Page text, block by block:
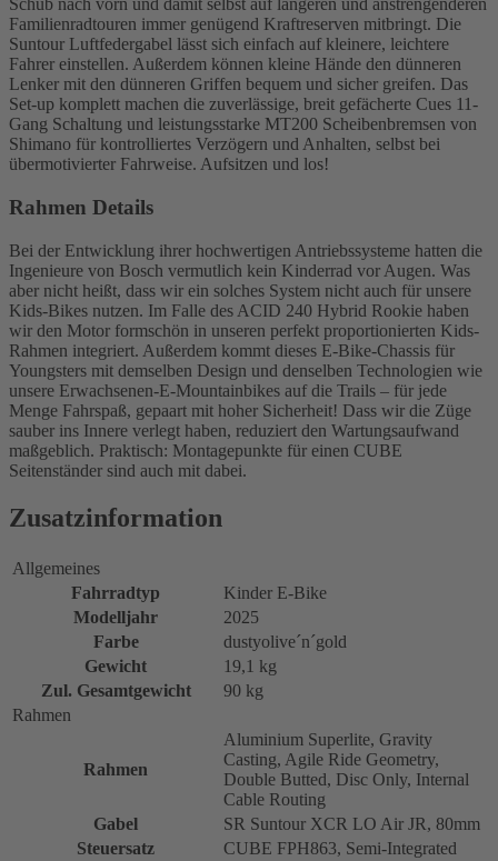
Schub nach vorn und damit selbst auf längeren und anstrengenderen
Familienradtouren immer genügend Kraftreserven mitbringt. Die
Suntour Luftfedergabel lässt sich einfach auf kleinere, leichtere
Fahrer einstellen. Außerdem können kleine Hände den dünneren
Lenker mit den dünneren Griffen bequem und sicher greifen. Das
Set-up komplett machen die zuverlässige, breit gefächerte Cues 11-
Gang Schaltung und leistungsstarke MT200 Scheibenbremsen von
Shimano für kontrolliertes Verzögern und Anhalten, selbst bei
übermotivierter Fahrweise. Aufsitzen und los!
Rahmen Details
Bei der Entwicklung ihrer hochwertigen Antriebssysteme hatten die
Ingenieure von Bosch vermutlich kein Kinderrad vor Augen. Was
aber nicht heißt, dass wir ein solches System nicht auch für unsere
Kids-Bikes nutzen. Im Falle des ACID 240 Hybrid Rookie haben
wir den Motor formschön in unseren perfekt proportionierten Kids-
Rahmen integriert. Außerdem kommt dieses E-Bike-Chassis für
Youngsters mit demselben Design und denselben Technologien wie
unsere Erwachsenen-E-Mountainbikes auf die Trails – für jede
Menge Fahrspaß, gepaart mit hoher Sicherheit! Dass wir die Züge
sauber ins Innere verlegt haben, reduziert den Wartungsaufwand
maßgeblich. Praktisch: Montagepunkte für einen CUBE
Seitenständer sind auch mit dabei.
Zusatzinformation
Allgemeines
Fahrradtyp
Kinder E-Bike
Modelljahr
2025
Farbe
dustyolive´n´gold
Gewicht
19,1 kg
Zul. Gesamtgewicht
90 kg
Rahmen
Rahmen
Aluminium Superlite, Gravity
Casting, Agile Ride Geometry,
Double Butted, Disc Only, Internal
Cable Routing
Gabel
SR Suntour XCR LO Air JR, 80mm
Steuersatz
CUBE FPH863, Semi-Integrated